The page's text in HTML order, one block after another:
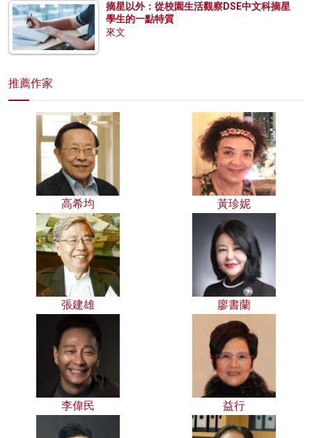
摘星以外：從校園生活觀察DSE中文科摘星
學生的一點特質
來文
推薦作家
高希均 黃珍妮
張建雄 廖書蘭
李偉民 益行